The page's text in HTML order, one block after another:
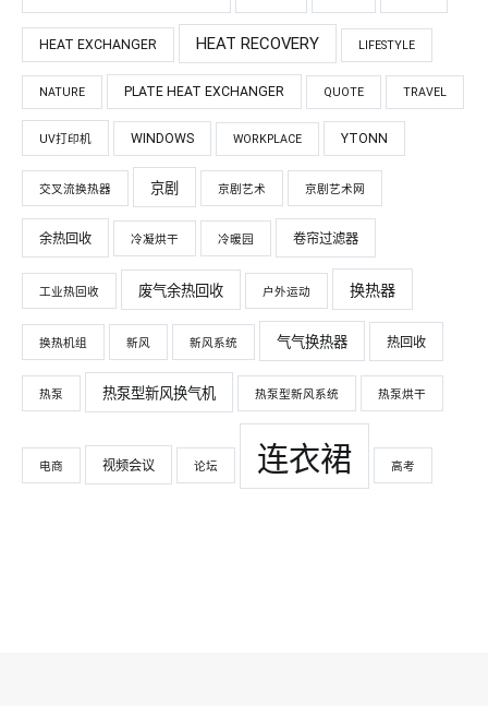
HEAT EXCHANGER HEAT RECOVERY LIFESTYLE
NATURE PLATE HEAT EXCHANGER QUOTE TRAVEL
UV打印机 WINDOWS WORKPLACE YTONN
交叉流换热器 京剧 京剧艺术 京剧艺术网
余热回收 冷凝烘干 冷暖园 卷帘过滤器
工业热回收 废气余热回收 户外运动 换热器
换热机组 新风 新风系统 气气换热器 热回收
热泵 热泵型新风换气机 热泵型新风系统 热泵烘干
电商 视频会议 论坛 连衣裙 高考